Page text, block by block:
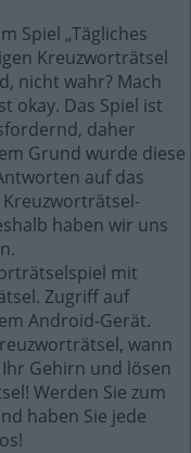
Spiel „Tägliches
Kreuzworträtsel
nicht wahr? Mach
okay. Das Spiel ist
daher
Grund wurde diese
auf das
Kreuzworträtsel-
haben wir uns
mit
Zugriff auf
Android-Gerät.
wann
Gehirn und lösen
Werden Sie zum
haben Sie jede